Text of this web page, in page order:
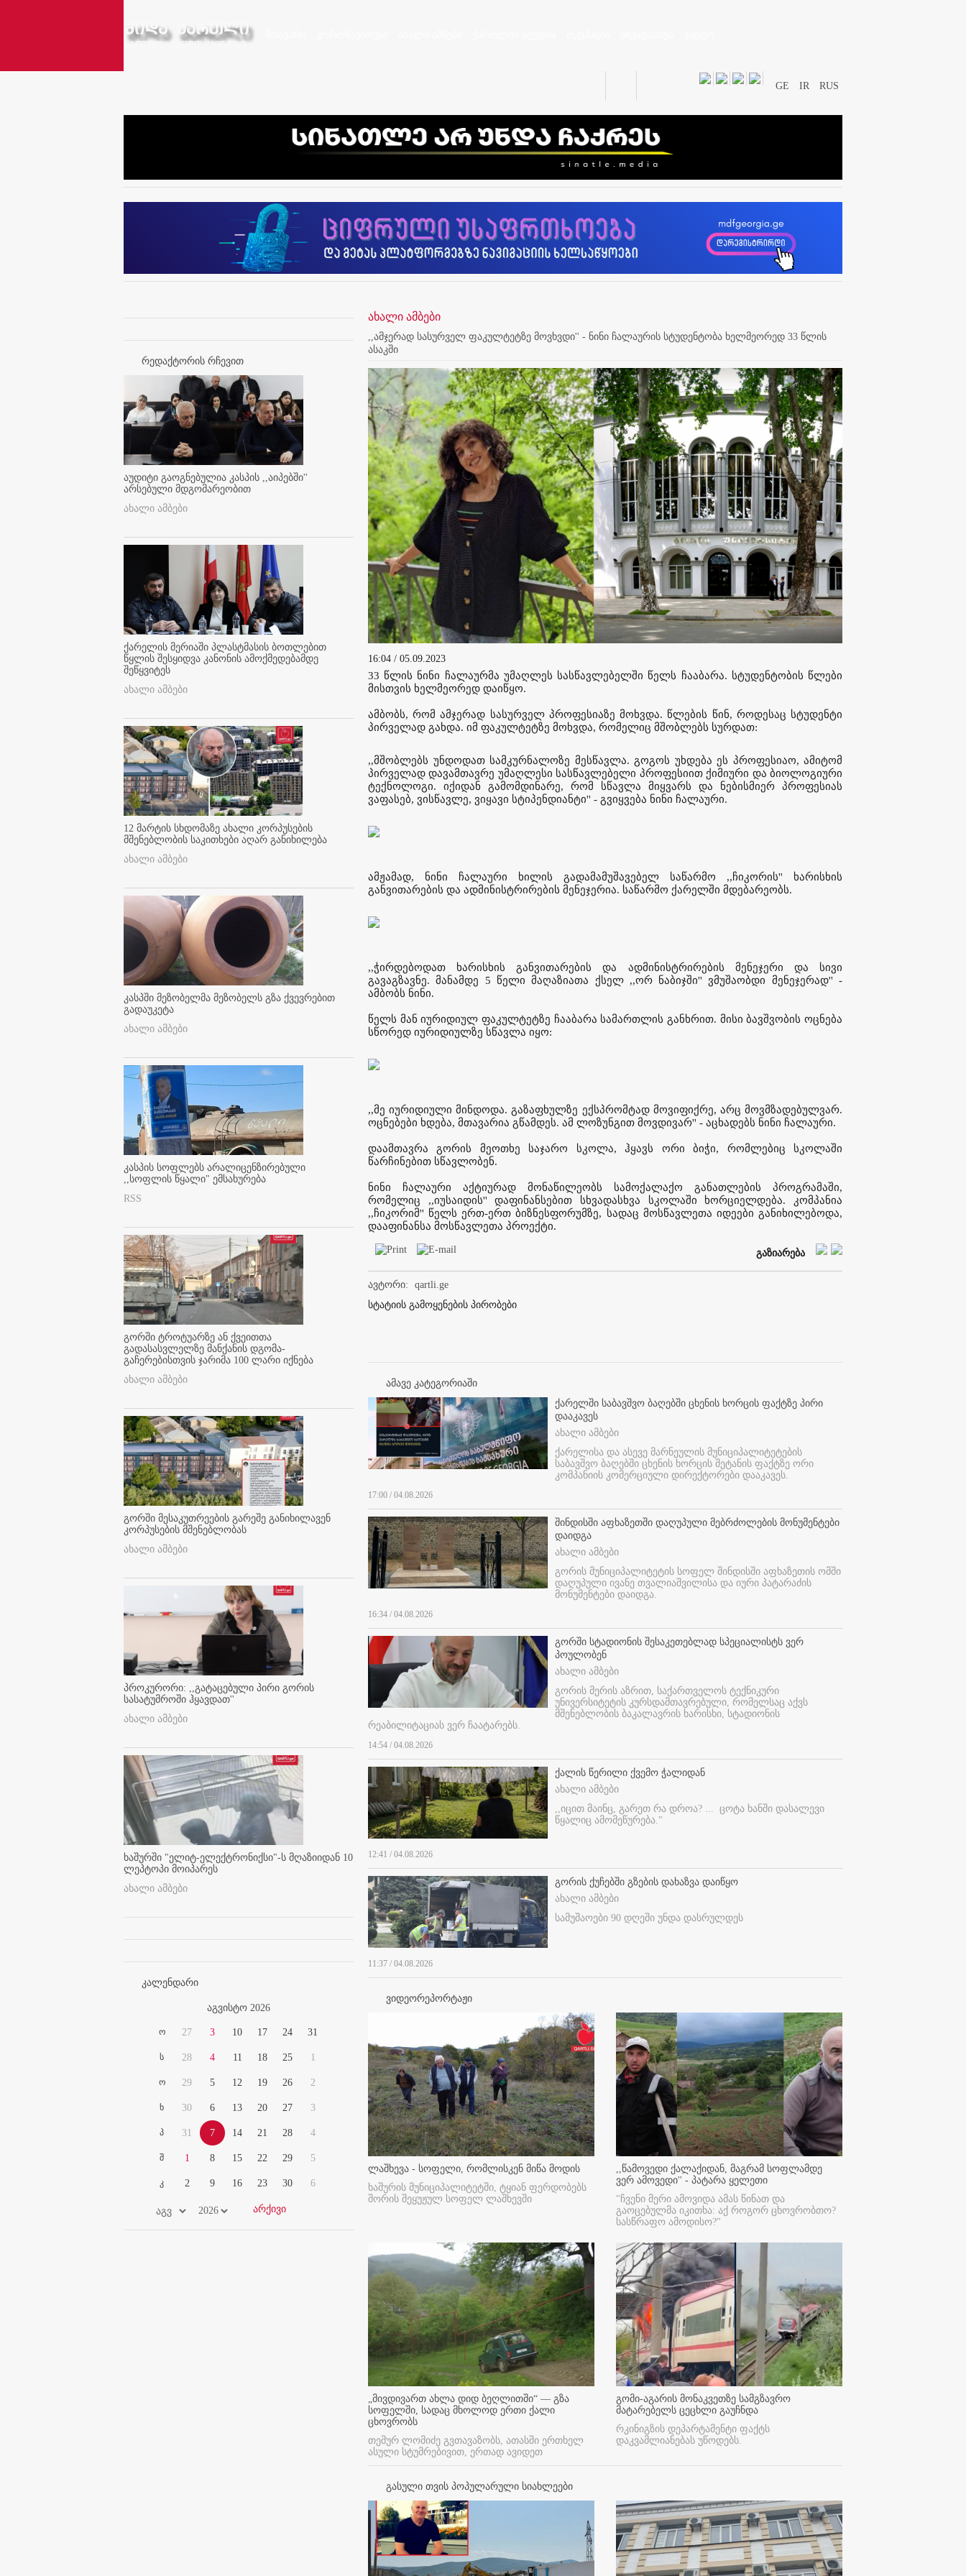
GE IR RUS
რედაქტორის რჩევით
აუდიტი გაოგნებულია კასპის ,,აიპებში''
არსებული მდგომარეობით
ახალი ამბები
ქარელის მერიაში პლასტმასის ბოთლებით
წყლის შესყიდვა კანონის ამოქმედებამდე
შეწყვიტეს
ახალი ამბები
12 მარტის სხდომაზე ახალი კორპუსების
მშენებლობის საკითხები აღარ განიხილება
ახალი ამბები
კასპში მეზობელმა მეზობელს გზა ქვევრებით
გადაუკეტა
ახალი ამბები
კასპის სოფლებს არალიცენზირებული
,,სოფლის წყალი" ემსახურება
RSS
გორში ტროტუარზე ან ქვეითთა
გადასასვლელზე მანქანის დგომა-
გაჩერებისთვის ჯარიმა 100 ლარი იქნება
ახალი ამბები
გორში მესაკუთრეების გარეშე განიხილავენ
კორპუსების მშენებლობას
ახალი ამბები
პროკურორი: ,,გატაცებული პირი გორის
სასატუმროში ჰყავდათ''
ახალი ამბები
ხაშურში "ელიტ-ელექტრონიქსი"-ს მღაზიიდან 10
ლეპტოპი მოიპარეს
ახალი ამბები
კალენდარი
აგვისტო 2026
ო
ს
ო
ხ
პ
შ
კ
27
28
29
30
31
1
2
3
4
5
6
7
8
9
10
11
12
13
14
15
16
17
18
19
20
21
22
23
24
25
26
27
28
29
30
31
1
2
3
4
5
6
ახალი ამბები
,,ამჯერად სასურველ ფაკულტეტზე მოვხვდი'' - ნინი ჩალაურის სტუდენტობა ხელმეორედ 33 წლის
ასაკში
16:04 / 05.09.2023
33 წლის ნინი ჩალაურმა უმაღლეს სასწავლებელში წელს ჩააბარა. სტუდენტობის წლები
მისთვის ხელმეორედ დაიწყო.
ამბობს, რომ ამჯერად სასურველ პროფესიაზე მოხვდა. წლების წინ, როდესაც სტუდენტი
პირველად გახდა. იმ ფაკულტეტზე მოხვდა, რომელიც მშობლებს სურდათ:
,,მშობლებს უნდოდათ სამკურნალოზე მესწავლა. გოგოს უხდება ეს პროფესიაო, ამიტომ
პირველად დავამთავრე უმაღლესი სასწავლებელი პროფესიით ქიმიური და ბიოლოგიური
ტექნოლოგი. იქიდან გამომდინარე, რომ სწავლა მიყვარს და ნებისმიერ პროფესიას
ვაფასებ, ვისწავლე, ვიყავი სტიპენდიანტი'' - გვიყვება ნინი ჩალაური.
ამჟამად, ნინი ჩალაური ხილის გადამამუშავებელ საწარმო ,,ჩიკორის'' ხარისხის
განვითარების და ადმინისტრირების მენეჯერია. საწარმო ქარელში მდებარეობს.
,,ჭირდებოდათ ხარისხის განვითარების და ადმინისტრირების მენეჯერი და სივი
გავაგზავნე. მანამდე 5 წელი მაღაზიათა ქსელ ,,ორ ნაბიჯში'' ვმუშაობდი მენეჯერად'' -
ამბობს ნინი.
წელს მან იურიდიულ ფაკულტეტზე ჩააბარა სამართლის განხრით. მისი ბავშვობის ოცნება
სწორედ იურიდიულზე სწავლა იყო:
,,მე იურიდიული მინდოდა. გაზაფხულზე ექსპრომტად მოვიფიქრე, არც მოვმზადებულვარ.
ოცნებები ხდება, მთავარია გწამდეს. ამ ლოზუნგით მოვდივარ'' - აცხადებს ნინი ჩალაური.
დაამთავრა გორის მეოთხე საჯარო სკოლა, ჰყავს ორი ბიჭი, რომლებიც სკოლაში
წარჩინებით სწავლობენ.
ნინი ჩალაური აქტიურად მონაწილეობს სამოქალაქო განათლების პროგრამაში,
რომელიც ,,იუსაიდის'' დაფინანსებით სხვადასხვა სკოლაში ხორციელდება. კომპანია
,,ჩიკორიმ'' წელს ერთ-ერთ ბიზნესფორუმზე, სადაც მოსწავლეთა იდეები განიხილებოდა,
დააფინანსა მოსწავლეთა პროექტი.
გაზიარება
ავტორი:
qartli.ge
სტატიის გამოყენების პირობები
ამავე კატეგორიაში
ქარელში საბავშვო ბაღებში ცხენის ხორცის ფაქტზე პირი
დააკავეს
ახალი ამბები
ქარელისა და ასევე მარნეულის მუნიციპალიტეტების
საბავშვო ბაღებში ცხენის ხორცის შეტანის ფაქტზე ორი
კომპანიის კომერციული დირექტორები დააკავეს.
17:00 / 04.08.2026
შინდისში აფხაზეთში დაღუპული მებრძოლების მონუმენტები
დაიდგა
ახალი ამბები
გორის მუნიციპალიტეტის სოფელ შინდისში აფხაზეთის ომში
დაღუპული ივანე თვალიაშვილისა და იური პატარაძის
მონუმენტები დაიდგა.
16:34 / 04.08.2026
გორში სტადიონის შესაკეთებლად სპეციალისტს ვერ
პოულობენ
ახალი ამბები
გორის მერის აზრით, საქართველოს ტექნიკური
უნივერსიტეტის კურსდამთავრებული, რომელსაც აქვს
მშენებლობის ბაკალავრის ხარისხი, სტადიონის
რეაბილიტაციას ვერ ჩაატარებს.
14:54 / 04.08.2026
ქალის წერილი ქვემო ჭალიდან
ახალი ამბები
,,იცით მაინც, გარეთ რა დროა? ... ცოტა ხანში დასალევი
წყალიც ამომეწურება."
12:41 / 04.08.2026
გორის ქუჩებში გზების დახაზვა დაიწყო
ახალი ამბები
სამუშაოები 90 დღეში უნდა დასრულდეს
11:37 / 04.08.2026
ვიდეორეპორტაჟი
ლაშხევა - სოფელი, რომლისკენ მიწა მოდის
ხაშურის მუნიციპალიტეტში, ტყიან ფერდობებს
შორის შეყუჟულ სოფელ ლაშხევში
,,წამოვედი ქალაქიდან, მაგრამ სოფლამდე
ვერ ამოვედი'' - პატარა ყელეთი
"ჩვენი მერი ამოვიდა ამას წინათ და
გაოცებულმა იკითხა: აქ როგორ ცხოვრობთო?
სასწრაფო ამოდისო?"
„მივდივართ ახლა დიდ ბეღლითში“ — გზა
სოფელში, სადაც მხოლოდ ერთი ქალი
ცხოვრობს
თემურ ლომიძე გვთავაზობს, ათასში ერთხელ
ასული სტუმრებივით, ერთად ავიდეთ
გომი-აგარის მონაკვეთზე სამგზავრო
მატარებელს ცეცხლი გაუჩნდა
რკინიგზის დეპარტამენტი ფაქტს
დაკვამლიანებას უწოდებს.
გასული თვის პოპულარული სიახლეები